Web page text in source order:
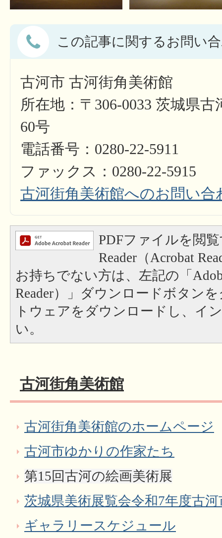
この記事に関するお問い
古河市 古河街角美術館
所在地：〒306-0033 茨城県
60号
電話番号：0280-22-5911
ファックス：0280-22-5915
古河街角美術館へのお問い合
PDFファイルを閲
Reader（Acrobat
お持ちでない方は、左記の「
Reader）」ダウンロードボタン
トウェアをダウンロードし、イ
い。
古河街角美術館
古河街角美術館のホームページ
古河市ゆかりの作家たち
第15回古河の絵画美術展
茨城県美術展覧会令和7年度古
ギャラリースケジュール